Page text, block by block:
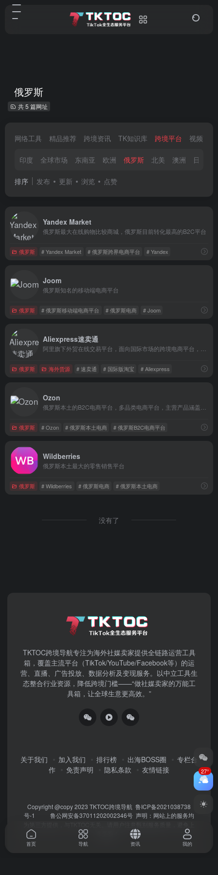
俄罗斯
共 5 篇网址
网络工具 精品推荐 跨境资讯 TK知识库 跨境平台 视频剪辑
印度 全球市场 东南亚 欧洲 俄罗斯 北美 澳洲 日韩
排序 发布 更新 浏览 点赞
Yandex Market
俄罗斯最大在线购物比较商城，俄罗斯目前转化最高的B2C平台
俄罗斯 # Yandex Market # 俄罗斯跨界电商平台 # Yandex
Joom
俄罗斯知名的移动端电商平台
俄罗斯 # 俄罗斯移动端电商平台 # 俄罗斯电商 # Joom
Aliexpress速卖通
俄罗斯 海外货源 # 速卖通 # 国际版淘宝 # Aliexpress
Ozon
俄罗斯 # Ozon # 俄罗斯本土电商 # 俄罗斯B2C电商平台
Wildberries
俄罗斯本土最大的零售销售平台
俄罗斯 # Wildberries # 俄罗斯电商 # 俄罗斯本土电商
没有了
TKTOC跨境导航​专注为海外社媒卖家提供全链路运营工具
箱，覆盖主流平台（TikTok/YouTube/Facebook等）​的运
营、直播、广告投放、数据分析及变现服务。以中立工具生
态整合行业资源，降低跨境门槛——“做社媒卖家的万能工
具箱，让全球生意更高效。”
关于我们 加入我们 排行榜 出海BOSS圈
专栏合
作
免责声明 隐私条款 友情链接
Copyright @copy 2023 TKTOC跨境导航 鲁ICP备2021038738
号-1
鲁公网安备37011202002346号 声明：网站上的服务均
27°
首页 导航 资讯 我的